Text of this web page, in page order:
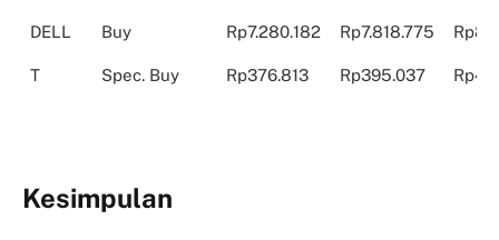
DELL Buy Rp7.280.182 Rp7.818.775
T Spec. Buy Rp376.813 Rp395.037
Kesimpulan